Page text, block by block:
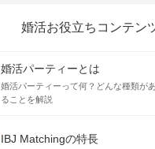
婚活お役立ちコンテン
婚活パーティーとは
婚活パーティーって何？どんな種類が
ることを解説
IBJ Matchingの特長